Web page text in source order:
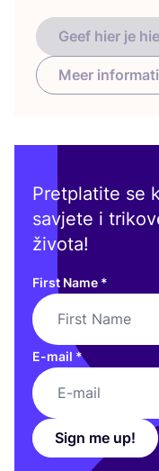
Geef hier je
Meer
Pretplatite se
savjete i
života!
First Name *
E-mail *
Sign me up!